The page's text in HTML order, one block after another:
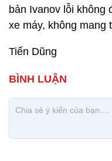
bản Ivanov lỗi không
xe máy, không mang
Tiến Dũng